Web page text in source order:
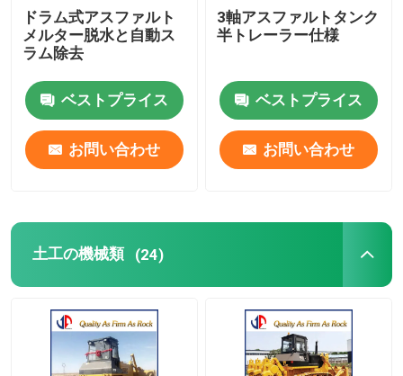
道路工事材料
道の建設機械
鉱山機械
ドラム式アスファルト
メルター脱水と自動ス
ラム除去
ベストプライス
お問い合わせ
3軸アスファルトタンク
半トレーラー仕様
ベストプライス
お問い合わせ
土工の機械類 (24)